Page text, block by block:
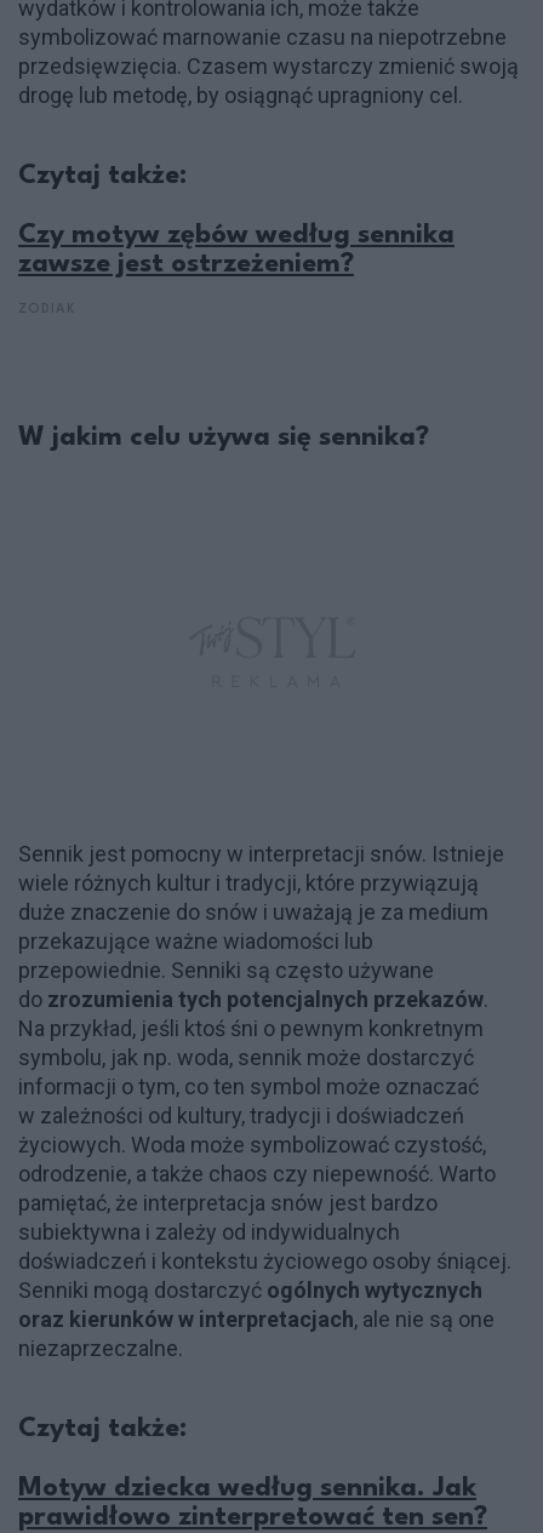
wydatków i kontrolowania ich, może także
symbolizować marnowanie czasu na niepotrzebne
przedsięwzięcia. Czasem wystarczy zmienić swoją
drogę lub metodę, by osiągnąć upragniony cel.
Czytaj także:
Czy motyw zębów według sennika
zawsze jest ostrzeżeniem?
W jakim celu używa się sennika?
Sennik jest pomocny w interpretacji snów. Istnieje
wiele różnych kultur i tradycji, które przywiązują
duże znaczenie do snów i uważają je za medium
przekazujące ważne wiadomości lub
przepowiednie. Senniki są często używane
do zrozumienia tych potencjalnych przekazów.
Na przykład, jeśli ktoś śni o pewnym konkretnym
symbolu, jak np. woda, sennik może dostarczyć
informacji o tym, co ten symbol może oznaczać
w zależności od kultury, tradycji i doświadczeń
życiowych. Woda może symbolizować czystość,
odrodzenie, a także chaos czy niepewność. Warto
pamiętać, że interpretacja snów jest bardzo
subiektywna i zależy od indywidualnych
doświadczeń i kontekstu życiowego osoby śniącej.
Senniki mogą dostarczyć ogólnych wytycznych
oraz kierunków w interpretacjach, ale nie są one
niezaprzeczalne.
Czytaj także:
Motyw dziecka według sennika. Jak
prawidłowo zinterpretować ten sen?